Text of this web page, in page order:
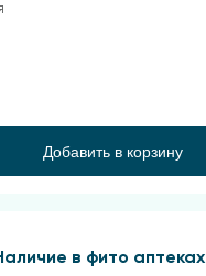
Добавить в корзину
в фито аптеках